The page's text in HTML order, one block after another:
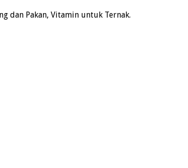
dan Pakan, Vitamin untuk Ternak.